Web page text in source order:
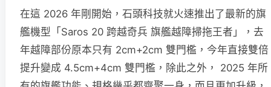
在這 2026 年剛開始，石頭科技就火速推出了最新的旗
艦機型「Saros 20 跨越奇兵 旗艦越障掃拖王者」，去
年越障部份原本只有 2cm+2cm 雙門檻，今年直接雙倍
提升變成 4.5cm+4cm 雙門檻，除此之外， 2025 年所